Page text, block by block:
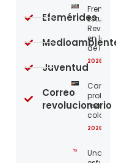
Frente
en la
de los
2026-
Carta
2026-
Efemérides
Juventud
Correo
revolucionario